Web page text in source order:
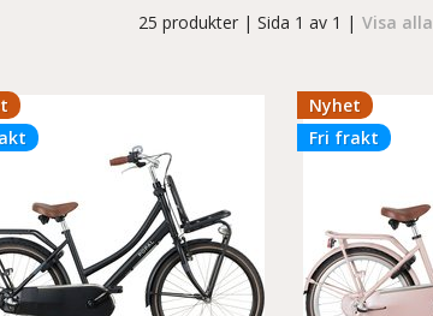
Visa alla
25 produkter | Sida 1 av 1 |
Nyhet
Fri frakt